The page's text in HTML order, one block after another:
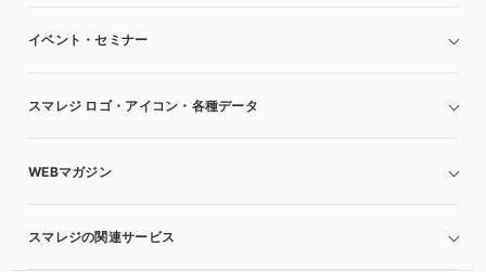
イベント・セミナー
スマレジ ロゴ・アイコン・各種データ
WEBマガジン
スマレジの関連サービス